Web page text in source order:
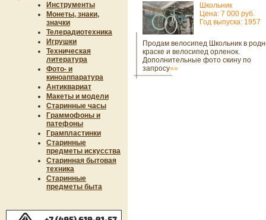
Инструменты
Монеты, знаки,
значки
Телерадиотехника
Игрушки
Техническая
литература
Фото- и
киноаппаратура
Антиквариат
Макеты и модели
Старинные часы
Граммофоны и
патефоны
Грампластинки
Старинные
предметы искусства
Старинная бытовая
техника
Старинные
предметы быта
Школьник
Цена: 7 000 руб.
Год выпуска: 1957
Продам велосипед Школьник в
краске и велосипед орленок.
Дополнительные фото скину по
запросу»»